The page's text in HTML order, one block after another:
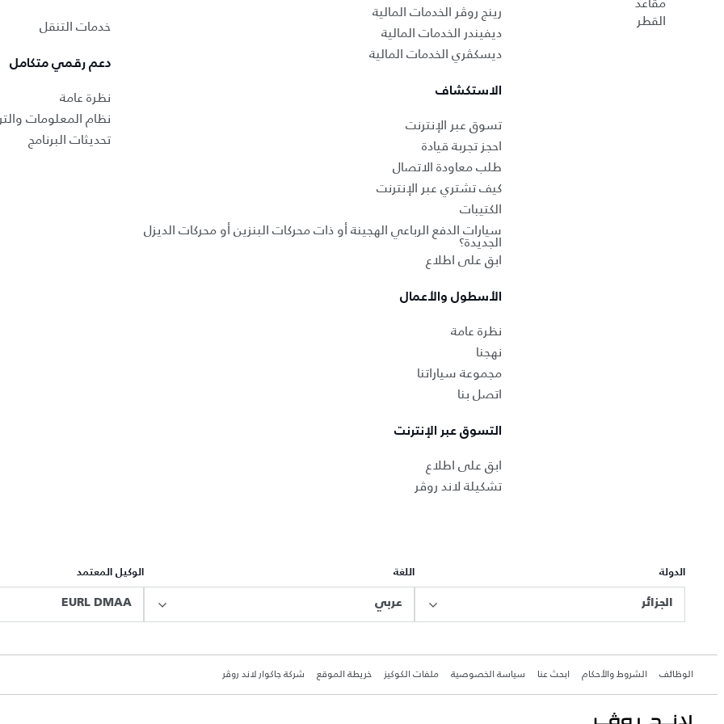
القطر
رينج روڤر الخدمات المالية
ديفيندر الخدمات المالية
ديسكڤري الخدمات المالية
الاستكشاف
تسوق عبر الإنترنت
احجز تجربة قيادة
طلب معاودة الاتصال
كيف تشتري عبر الإنترنت
الكتيبات
سيارات الدفع الرباعي الهجينة أو ذات محركات البنزين أو محركات الديزل
الجديدة؟
ابق على اطلاع
الأسطول والأعمال
نظرة عامة
نهجنا
مجموعة سياراتنا
اتصل بنا
التسوق عبر الإنترنت
ابق على اطلاع
تشكيلة لاند روڤر
خدمات التنقل
دعم رقمي متكامل
نظرة عامة
نظام المعلومات
تحديثات البرنامج
الدولة
الجزائر
اللغة
عربي
الوكيل المعتمد
EURL DMAA
الوظائف الشروط والأحكام ابحث عنا سياسة الخصوصية ملفات الكوكيز خريطة الموقع شركة جاكوار لاند روڤر